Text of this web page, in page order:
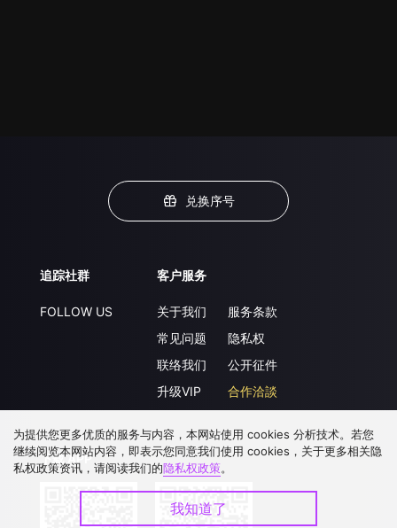
兑换序号
追踪社群
FOLLOW US
客户服务
关于我们
常见问题
联络我们
升级VIP
服务条款
隐私权
公开征件
合作洽談
下载 APP
为提供您更多优质的服务与内容，本网站使用 cookies 分析技术。若您
继续阅览本网站内容，即表示您同意我们使用 cookies，关于更多相关隐
私权政策资讯，请阅读我们的隐私权政策。
我知道了